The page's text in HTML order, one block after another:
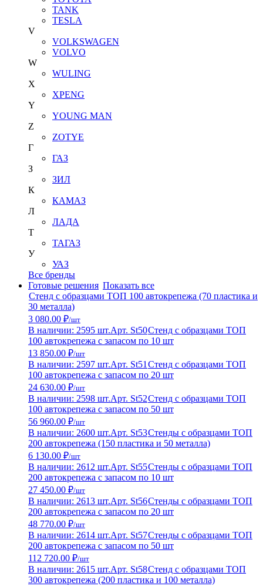
TANK
TESLA
V
VOLKSWAGEN
VOLVO
W
WULING
X
XPENG
Y
YOUNG MAN
Z
ZOTYE
Г
ГАЗ
З
ЗИЛ
К
КАМАЗ
Л
ЛАДА
Т
ТАГАЗ
У
УАЗ
Все бренды
Готовые решения Показать все
Стенд с образцами ТОП 100 автокрепежа (70 пластика и
30 металла)
3 080.00 ₽/шт
В наличии: 2595 шт.Арт. St50Стенд с образцами ТОП
100 автокрепежа с запасом по 10 шт
13 850.00 ₽/шт
В наличии: 2597 шт.Арт. St51 Стенд с образцами ТОП
100 автокрепежа с запасом по 20 шт
24 630.00 ₽/шт
В наличии: 2598 шт.Арт. St52Стенд с образцами ТОП
100 автокрепежа с запасом по 50 шт
56 960.00 ₽/шт
В наличии: 2600 шт.Арт. St53Стенды с образцами ТОП
200 автокрепежа (150 пластика и 50 металла)
6 130.00 ₽/шт
В наличии: 2612 шт.Арт. St55Стенды с образцами ТОП
200 автокрепежа с запасом по 10 шт
27 450.00 ₽/шт
В наличии: 2613 шт.Арт. St56Стенды с образцами ТОП
200 автокрепежа с запасом по 20 шт
48 770.00 ₽/шт
В наличии: 2614 шт.Арт. St57Стенды с образцами ТОП
200 автокрепежа с запасом по 50 шт
112 720.00 ₽/шт
В наличии: 2615 шт.Арт. St58Стенд с образцами ТОП
300 автокрепежа (200 пластика и 100 металла)